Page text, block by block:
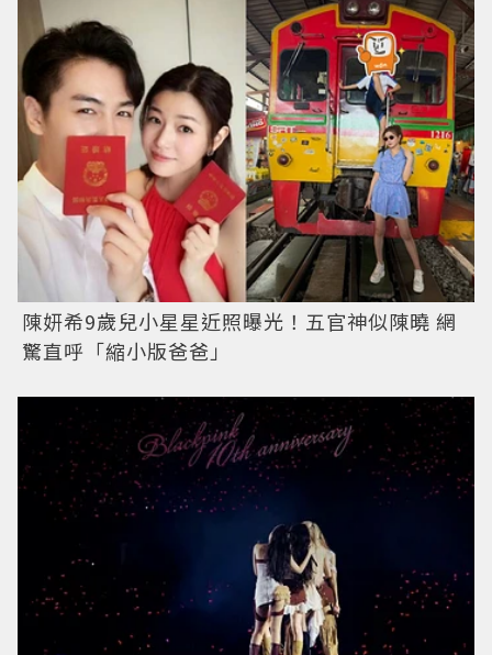
陳妍希9歲兒小星星近照曝光！五官神似陳曉 網
驚直呼「縮小版爸爸」